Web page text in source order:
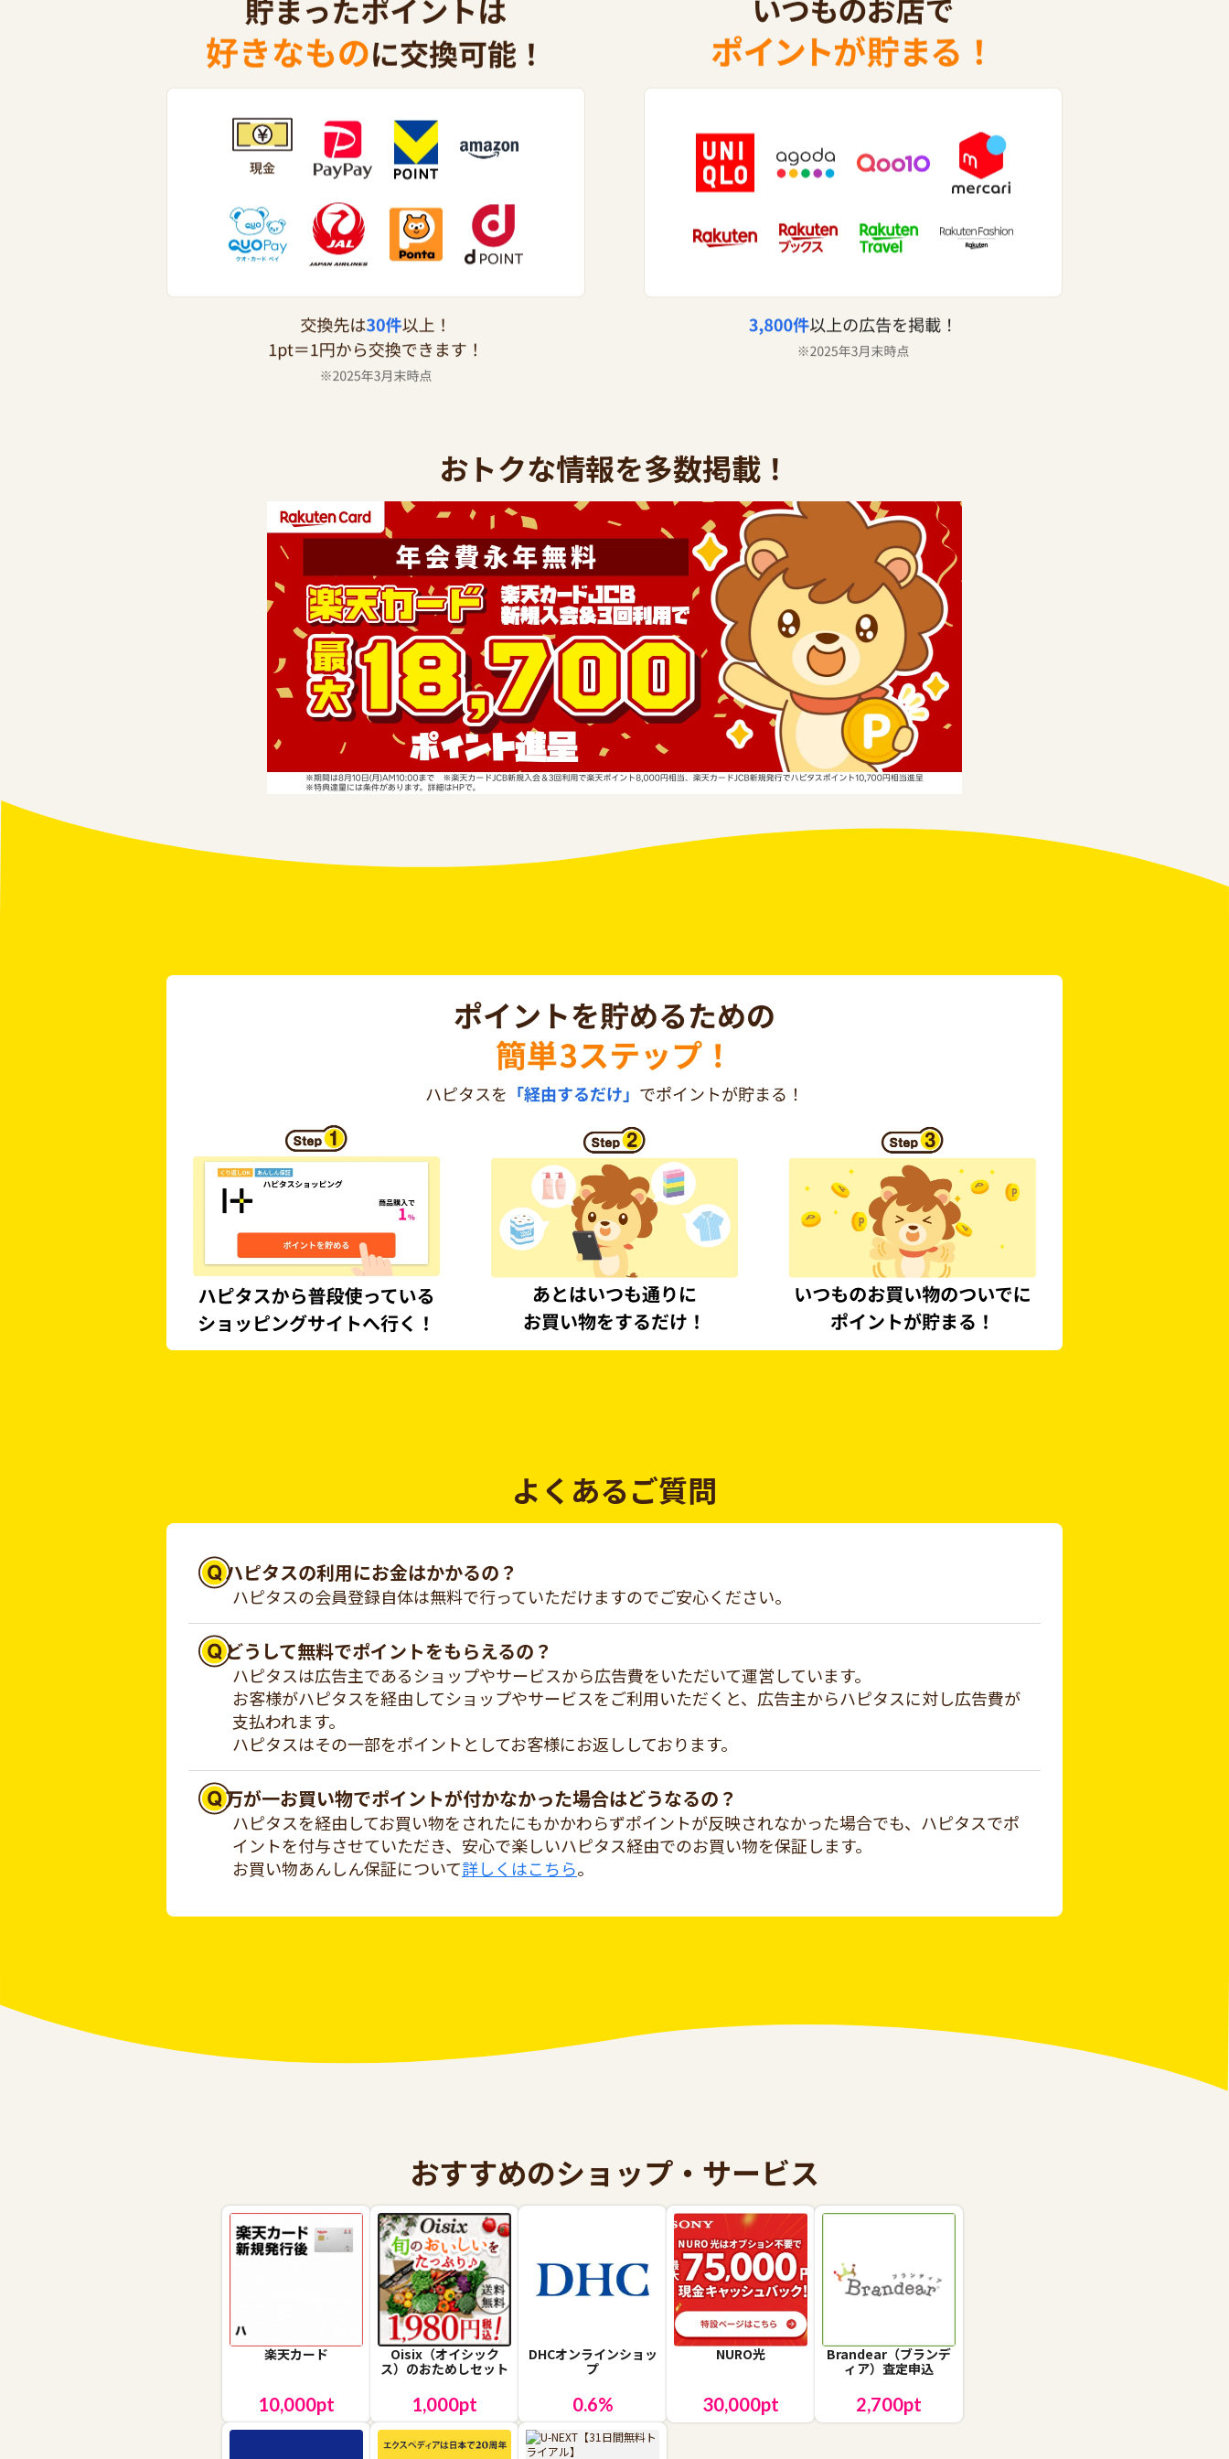
おトクな情報を多数掲載！
よくあるご質問
ハピタスの利用にお金はかかるの？
ハピタスの会員登録自体は無料で行っていただけますのでご安心ください。
どうして無料でポイントをもらえるの？
ハピタスは広告主であるショップやサービスから広告費をいただいて運営しています。
お客様がハピタスを経由してショップやサービスをご利用いただくと、広告主からハピタスに対し広告費が
支払われます。
ハピタスはその一部をポイントとしてお客様にお返ししております。
万が一お買い物でポイントが付かなかった場合はどうなるの？
ハピタスを経由してお買い物をされたにもかかわらずポイントが反映されなかった場合でも、ハピタスでポ
イントを付与させていただき、安心で楽しいハピタス経由でのお買い物を保証します。
お買い物あんしん保証について詳しくはこちら。
おすすめのショップ・サービス
楽天カード
10,000pt
Oisix（オイシック
ス）のおためしセット
1,000pt
DHCオンラインショッ
プ
0.6%
NURO光
30,000pt
Brandear（ブランデ
ィア）査定申込
2,700pt